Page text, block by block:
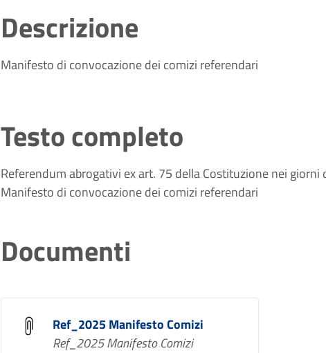
Descrizione
Manifesto di convocazione dei comizi referendari
Testo completo
Referendum abrogativi ex art. 75 della Costituzione nei
Manifesto di convocazione dei comizi referendari
Documenti
Ref_2025 Manifesto Comizi
Ref_2025 Manifesto Comizi